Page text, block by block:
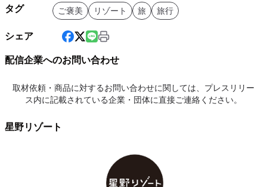
タグ ご褒美 リゾート 旅 旅行
シェア
配信企業へのお問い合わせ
取材依頼・商品に対するお問い合わせに関しては、プレスリリー
ス内に記載されている企業・団体に直接ご連絡ください。
星野リゾート